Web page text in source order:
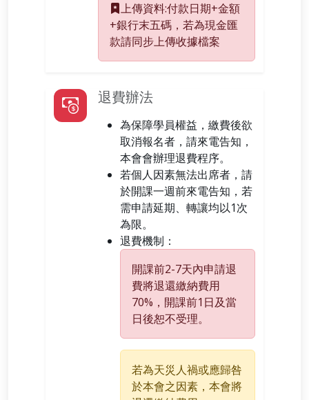
上傳資料:付款日期+金額
+銀行末五碼，若為現金匯
款請同步上傳收據檔案
退費辦法
為保障學員權益，繳費後欲
取消報名者，請來電告知，
本會會辦理退費程序。
若個人因素無法出席者，請
於開課一週前來電告知，若
需申請延期、轉讓均以1次
為限。
退費機制：
開課前2-7天內申請退
費將退還繳納費用
70%，開課前1日及當
日後恕不受理。
若為天災人禍或應歸咎
於本會之因素，本會將